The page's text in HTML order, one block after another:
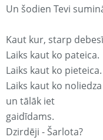
Un šodien Tevi
Kaut kur, starp
Laiks kaut ko pateica.
Laiks kaut ko pieteica.
Laiks kaut ko noliedza
un tālāk iet
gaidīdams.
Dzirdēji - Šarlota?